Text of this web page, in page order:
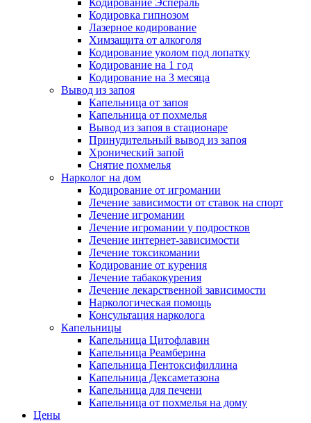
Кодировка гипнозом
Лазерное кодирование
Химзащита от алкоголя
Кодирование уколом под лопатку
Кодирование на 1 год
Кодирование на 3 месяца
Вывод из запоя
Капельница от запоя
Капельница от похмелья
Вывод из запоя в стационаре
Принудительный вывод из запоя
Хронический запой
Снятие похмелья
Нарколог на дом
Кодирование от игромании
Лечение зависимости от ставок на спорт
Лечение игромании
Лечение игромании у подростков
Лечение интернет-зависимости
Лечение токсикомании
Кодирование от курения
Лечение табакокурения
Лечение лекарственной зависимости
Наркологическая помощь
Консультация нарколога
Капельницы
Капельница Цитофлавин
Капельница Реамберина
Капельница Пентоксифиллина
Капельница Дексаметазона
Капельница для печени
Капельница от похмелья на дому
Цены